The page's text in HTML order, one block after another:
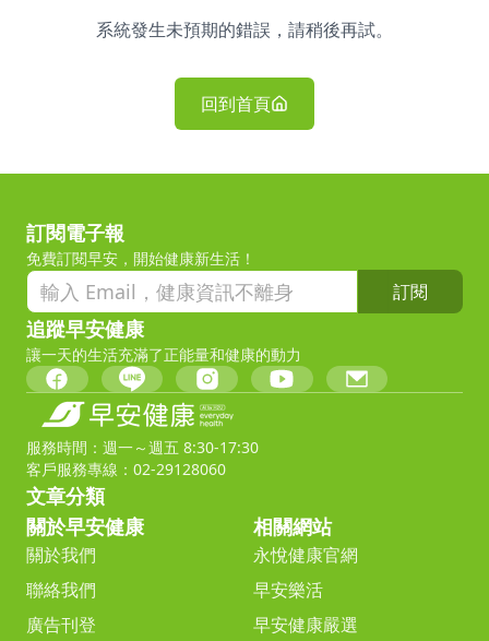
系統發生未預期的錯誤，請稍後再試。
回到首頁
訂閱電子報
免費訂閱早安，開始健康新生活！
訂閱
追蹤早安健康
讓一天的生活充滿了正能量和健康的動力
服務時間：週一～週五 8:30-17:30
客戶服務專線：02-29128060
文章分類
關於早安健康
關於我們
聯絡我們
廣告刊登
相關網站
永悅健康官網
早安樂活
早安健康嚴選